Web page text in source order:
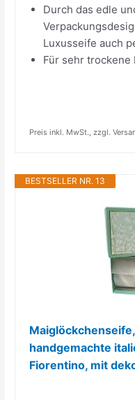
Durch das edle
Luxusseife auch
Für sehr trockene
Preis inkl. MwSt., zzgl.
BESTSELLER NR. 13
handgemachte
Fiorentino, mit